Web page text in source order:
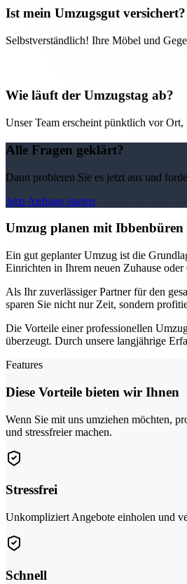
Ist mein Umzugsgut versichert?
Selbstverständlich! Ihre Möbel und
Wie läuft der Umzugstag ab?
Unser Team erscheint pünktlich vor
Alle Fragen geklärt?
Dann probieren Sie es jetzt aus und
Jetzt Anfrage starten
Umzug planen mit
Ein gut geplanter Umzug ist die
Einrichten in Ihrem neuen Zuhause
Als Ihr zuverlässiger Partner für den
sparen Sie nicht nur Zeit, sondern
Die Vorteile einer professionellen
überzeugt. Durch unsere langjährige
Features
Diese Vorteile bieten wir Ihnen
Wenn Sie mit uns umziehen möchten,
und stressfreier machen.
Stressfrei
Unkompliziert Angebote einholen und
Schnell